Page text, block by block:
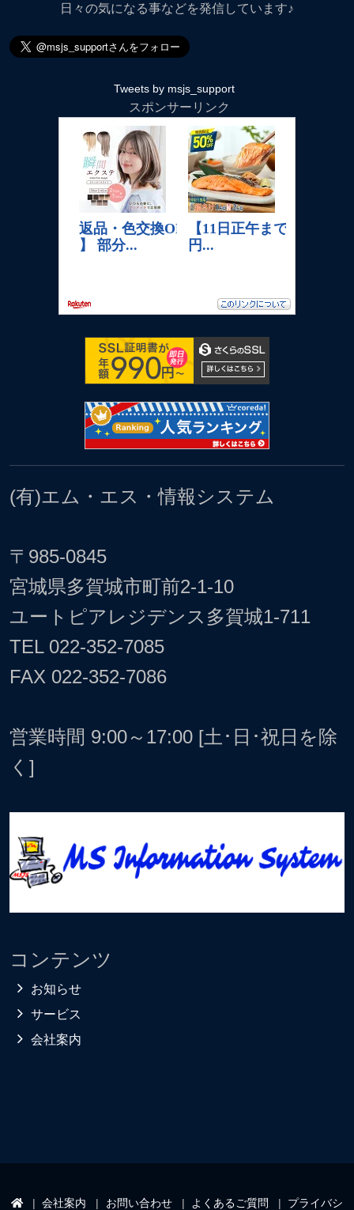
日々の気になる事などを発信しています♪
Tweets by msjs_support
スポンサーリンク
(有)エム・エス・情報システム
〒985-0845
宮城県多賀城市町前2-1-10
ユートピアレジデンス多賀城1-711
TEL 022-352-7085
FAX 022-352-7086
営業時間 9:00～17:00 [土･日･祝日を除
く]
コンテンツ
お知らせ
サービス
会社案内
会社案内 お問い合わせ よくあるご質問 プライバシ